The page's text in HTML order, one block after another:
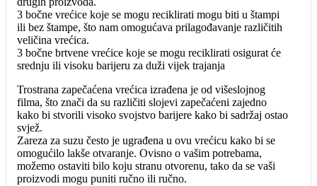
3 bočne vrećice koje se mogu reciklirati mogu biti u štampi
ili bez štampe, što nam omogućava prilagođavanje različitih
veličina vrećica.
3 bočne brtvene vrećice koje se mogu reciklirati osigurat će
srednju ili visoku barijeru za duži vijek trajanja
Trostrana zapečaćena vrećica izrađena je od višeslojnog
filma, što znači da su različiti slojevi zapečaćeni zajedno
kako bi stvorili visoko svojstvo barijere kako bi sadržaj ostao
svjež.
Zareza za suzu često je ugrađena u ovu vrećicu kako bi se
omogućilo lakše otvaranje. Ovisno o vašim potrebama,
možemo ostaviti bilo koju stranu otvorenu, tako da se vaši
proizvodi mogu puniti ručno ili ručno.